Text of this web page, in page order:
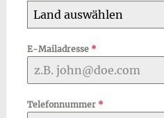
Land auswählen
E-Mailadresse *
Telefonnummer *